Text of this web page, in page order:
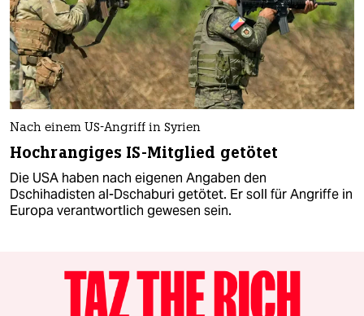
Nach einem US-Angriff in Syrien
Hochrangiges IS-Mitglied getötet
Die USA haben nach eigenen Angaben den
Dschihadisten al-Dschaburi getötet. Er soll für Angriffe in
Europa verantwortlich gewesen sein.